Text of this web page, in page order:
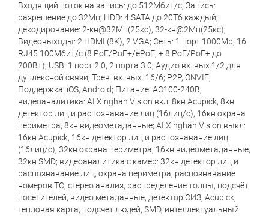
Входящий поток на запись: до 512Мбит/с; Запись:
разрешение до 32Мп; HDD: 4 SATA до 20Тб каждый;
декодирование: 2-кн@32Мп(25кс), 32-кн@2Мп(25кс);
Видеовыходы: 2 HDMI (8K), 2 VGA; Сеть: 1 порт 1000Mb, 16
RJ45 100Мбит/с (8 PoE/PoE+/ePoE, + 8 PoE/PoE+ до
200Вт); USB: 1 порт 2.0, 2 порта 3.0; Аудио вх. вых 1/2 для
дуплексной связи; Трев. вх. вых. 16/6; P2P, ONVIF;
Поддержка: iOS, Android; Питание: AC100-240В;
видеоаналитика: AI Xinghan Vision вкл: 8кн Acupick, 8кн
детектор лиц и распознавание лиц (16лиц/с), 16кн охрана
периметра, 8кн видеометаданные; AI Xinghan Vision выкл:
16кн Acupick, 16кн детектор лиц и распознавание лиц
(16лиц/с), 32кн охрана периметра, 16кн видеометаданные,
32кн SMD; видеоаналитика с камер: 32кн детектор лиц и
распознавание лиц, охрана периметра, распознавание
номеров ТС, стерео анализ, распределение толпы, подсчёт
посетителей, видео метаданные, детектор СИЗ, Acupick,
тепловая карта, подсчет людей, SMD, интеллектуальный